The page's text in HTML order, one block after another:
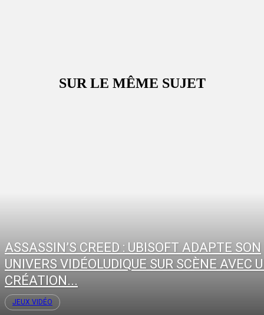
SUR LE MÊME SUJET
ASSASSIN’S CREED : UBISOFT ADAPTE SON
UNIVERS VIDÉOLUDIQUE SUR SCÈNE AVEC
CRÉATION...
JEUX VIDÉO